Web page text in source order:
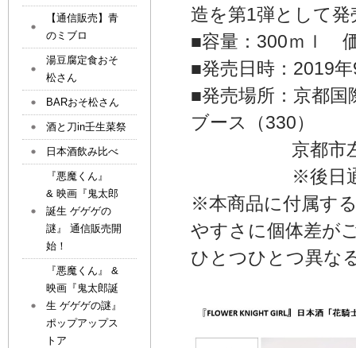
造を第1弾として
■容量：300ｍｌ
■発売日時：2019
■発売場所：京都
ブース（330）
京都市左京区
※後日通販、
※本商品に付属す
やすさに個体差が
ひとつひとつ異な
【通信販売】青
のミブロ
湯豆腐定食おそ
松さん
BARおそ松さん
酒と刀in壬生菜祭
日本酒飲み比べ
『悪魔くん』
& 映画『鬼太郎
誕生 ゲゲゲの
謎』 通信販売開
始！
『悪魔くん』 &
映画『鬼太郎誕
生 ゲゲゲの謎』
ポップアップス
トア